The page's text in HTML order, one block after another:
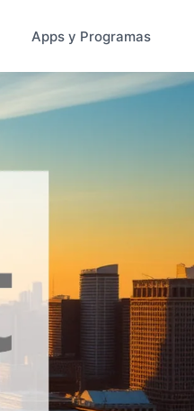
Apps y Programas